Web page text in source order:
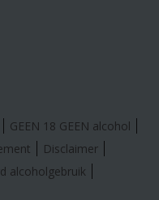
GEEN 18 GEEN alcohol
Disclaimer
alcoholgebruik